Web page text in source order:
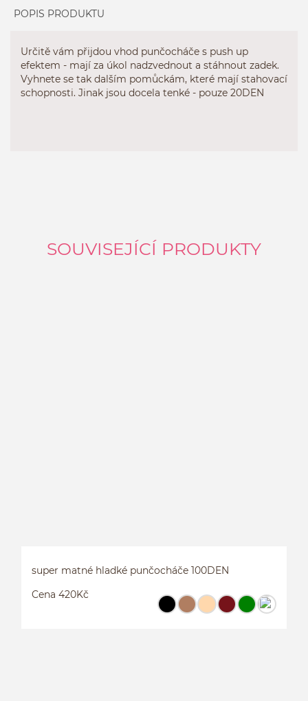
POPIS PRODUKTU
Určitě vám přijdou vhod punčocháče s push up
efektem - mají za úkol nadzvednout a stáhnout zadek.
Vyhnete se tak dalším pomůckám, které mají stahovací
schopnosti. Jinak jsou docela tenké - pouze 20DEN
SOUVISEJÍCÍ PRODUKTY
super matné hladké punčocháče 100DEN
Cena 420Kč